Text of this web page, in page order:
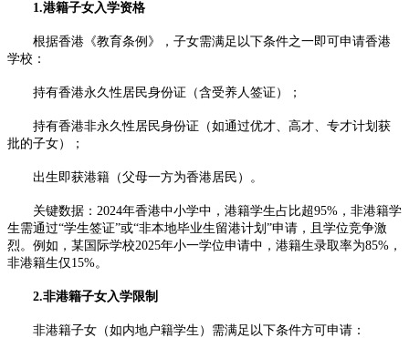
1.港籍子女入学资格
根据香港《教育条例》，子女需满足以下条件之一即可申请香港
学校：
持有香港永久性居民身份证（含受养人签证）；
持有香港非永久性居民身份证（如通过优才、高才、专才计划获
批的子女）；
出生即获港籍（父母一方为香港居民）。
关键数据：2024年香港中小学中，港籍学生占比超95%，非港籍学
生需通过“学生签证”或“非本地毕业生留港计划”申请，且学位竞争激
烈。例如，某国际学校2025年小一学位申请中，港籍生录取率为85%，
非港籍生仅15%。
2.非港籍子女入学限制
非港籍子女（如内地户籍学生）需满足以下条件方可申请：